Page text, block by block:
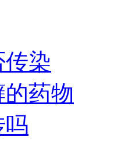
染
药物
吗